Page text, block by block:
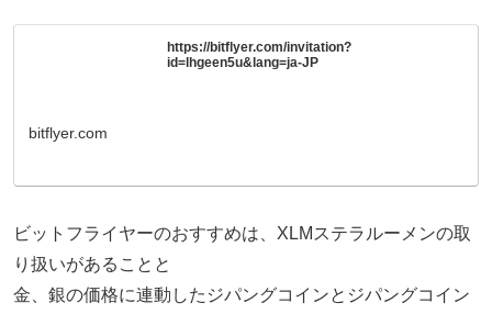
https://bitflyer.com/invitation?
id=lhgeen5u&lang=ja-JP
bitflyer.com
ビットフライヤーのおすすめは、XLMステラルーメンの取
り扱いがあることと
金、銀の価格に連動したジパングコインとジパングコイン